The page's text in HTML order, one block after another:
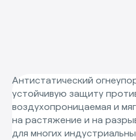
Антистатический
устойчивую защиту
воздухопроницаемая и
на растяжение и на
для многих